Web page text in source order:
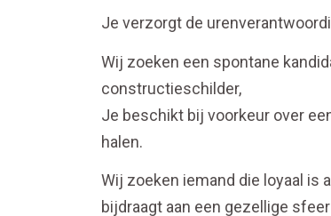
Je verzorgt de
Wij zoeken een spontane
constructieschilder,
Je beschikt bij voorkeur over
halen.
Wij zoeken iemand die loyaal is
bijdraagt aan een gezellige